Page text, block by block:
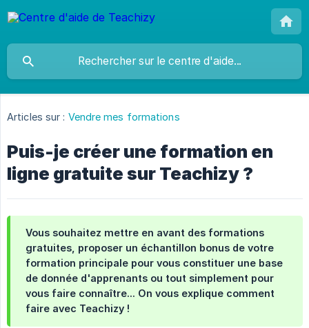
Articles sur : Vendre mes formations
Puis-je créer une formation en
ligne gratuite sur Teachizy ?
Vous souhaitez mettre en avant des formations
gratuites, proposer un échantillon bonus de votre
formation principale pour vous constituer une base
de donnée d'apprenants ou tout simplement pour
vous faire connaître... On vous explique comment
faire avec Teachizy !